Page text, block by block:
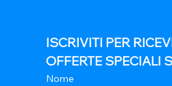
ISCRIVITI PER
OFFERTE SPECIALI
Nome